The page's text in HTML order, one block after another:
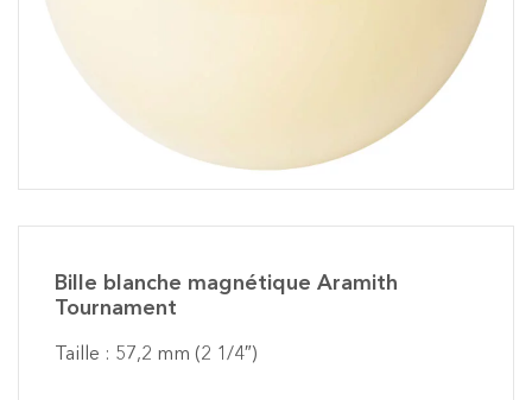
Bille blanche magnétique Aramith
Tournament
Taille : 57,2 mm (2 1/4″)